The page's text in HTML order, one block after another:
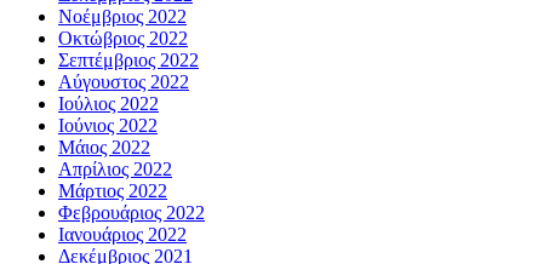
Νοέμβριος 2022
Οκτώβριος 2022
Σεπτέμβριος 2022
Αύγουστος 2022
Ιούλιος 2022
Ιούνιος 2022
Μάιος 2022
Απρίλιος 2022
Μάρτιος 2022
Φεβρουάριος 2022
Ιανουάριος 2022
Δεκέμβριος 2021